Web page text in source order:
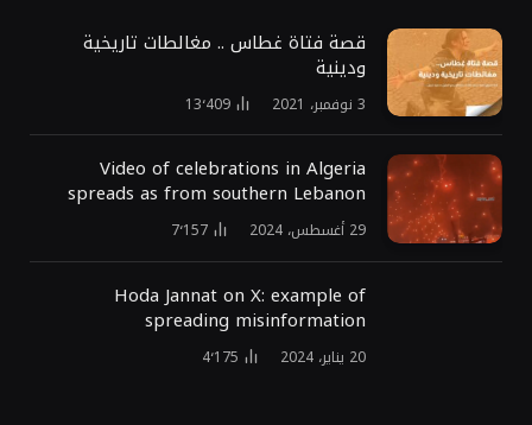
قصة فتاة غطاس .. مغالطات تاريخية
ودينية
3 نوفمبر، 2021 13٬409
Video of celebrations in Algeria
spreads as from southern Lebanon
29 أغسطس، 2024 7٬157
Hoda Jannat on X: example of
spreading misinformation
20 يناير، 2024 4٬175